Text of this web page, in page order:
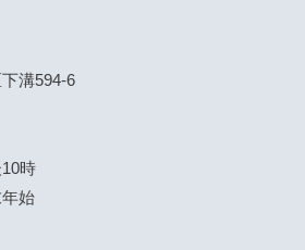
溝594-6
時
始